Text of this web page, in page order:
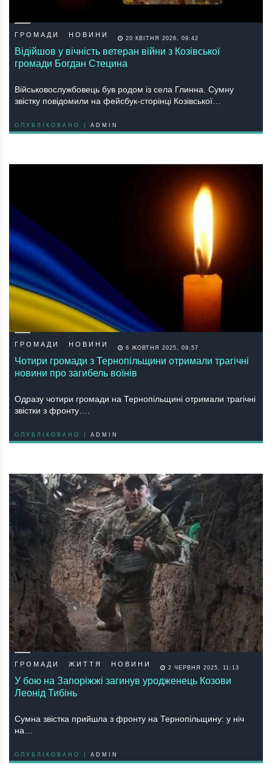
ГРОМАДИ НОВИНИ 20 КВІТНЯ 2026, 09:42
Відійшов у вічність ветеран війни з Козівської
громади Богдан Стецина
Військовослужбовець був родом із села Глинна. Сумну
звістку повідомили на фейсбук-сторінці Козівської…
ОПУБЛІКОВАНО | ADMIN
ГРОМАДИ НОВИНИ 6 ЖОВТНЯ 2025, 09:57
Чотири громади з Тернопільщини отримали трагічні
новини про загибель воїнів
Одразу чотири громади на Тернопільщині отримали трагічні
звістки з фронту….
ОПУБЛІКОВАНО | ADMIN
ГРОМАДИ ЖИТТЯ НОВИНИ 2 ЧЕРВНЯ 2025, 11:13
У бою на Запоріжжі загинув уродженець Козови
Леонід Тибінь
Сумна звістка прийшла з фронту на Тернопільщину: у ніч
на…
ОПУБЛІКОВАНО | ADMIN